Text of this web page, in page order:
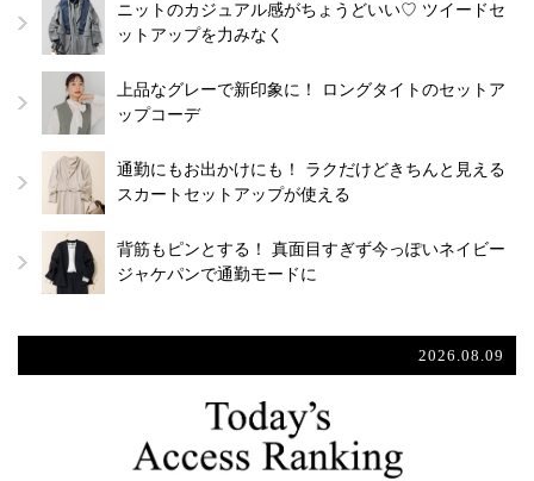
ニットのカジュアル感がちょうどいい♡ ツイードセ
ットアップを力みなく
上品なグレーで新印象に！ ロングタイトのセットア
ップコーデ
通勤にもお出かけにも！ ラクだけどきちんと見える
スカートセットアップが使える
背筋もピンとする！ 真面目すぎず今っぽいネイビー
ジャケパンで通勤モードに
2026.08.09